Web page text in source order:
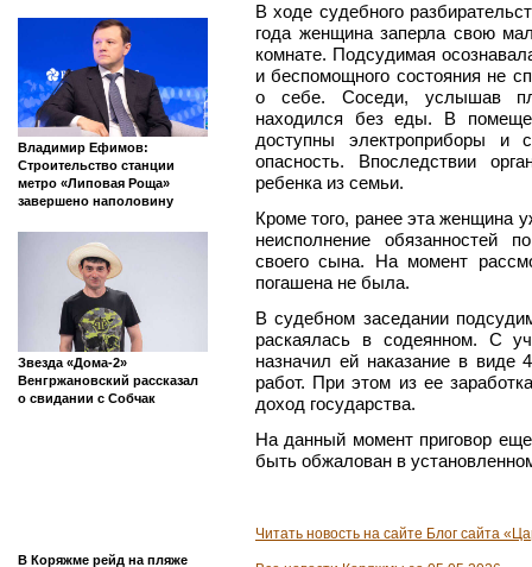
Владимир Ефимов:
Строительство станции
метро «Липовая Роща»
завершено наполовину
Звезда «Дома-2»
Венгржановский рассказал
о свидании с Собчак
В Коряжме рейд на пляже
В ходе судебного
года женщина заперла свою
комнате. Подсудимая
и беспомощного состояния не
о себе. Соседи, услышав
находился без еды. В
доступны электроприборы и
опасность. Впоследствии
ребенка из семьи.
Кроме того, ранее эта женщина
неисполнение обязанностей
своего сына. На момент
погашена не была.
В судебном заседании
раскаялась в содеянном. С
назначил ей наказание в виде
работ. При этом из ее
доход государства.
На данный момент приговор
быть обжалован в
Читать новость на сайте Блог сайта